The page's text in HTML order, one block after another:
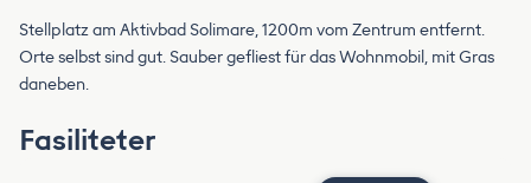
Stellplatz am Aktivbad Solimare, 1200m vom Zentrum entfernt.
Orte selbst sind gut. Sauber gefliest für das Wohnmobil, mit Gras
daneben.
Fasiliteter